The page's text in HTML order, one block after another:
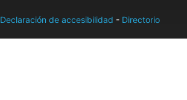
Declaración de accesibilidad - Directorio